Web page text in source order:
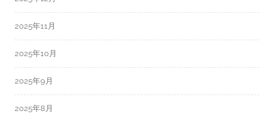
2025年11月
2025年10月
2025年9月
2025年8月